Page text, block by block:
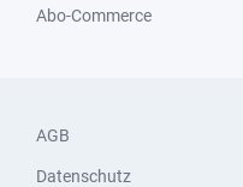
Abo-Commerce
AGB
Datenschutz